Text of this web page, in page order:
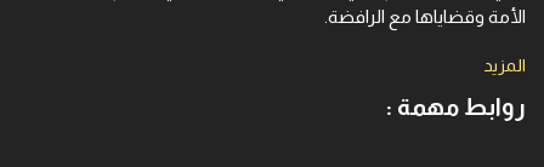
الأمة وقضاياها مع الرافضة.
المزيد
روابط مهمة :